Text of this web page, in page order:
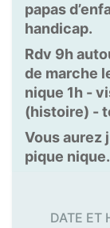
papas
handicap.
Rdv 9h
de marche
nique 1h -
(histoire) -
Vous aurez
pique
DATE ET